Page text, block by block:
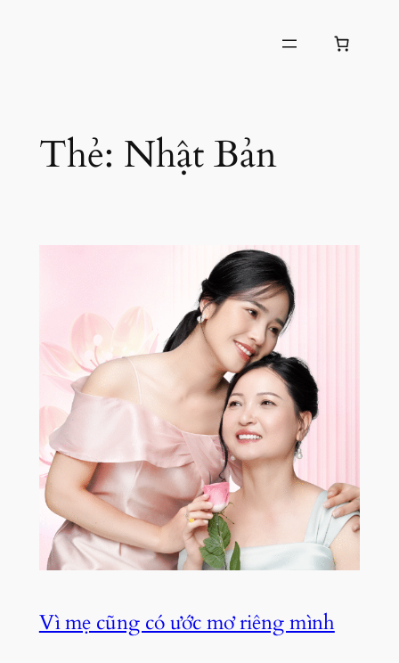
Thẻ: Nhật Bản
Vì mẹ cũng có ước mơ riêng mình